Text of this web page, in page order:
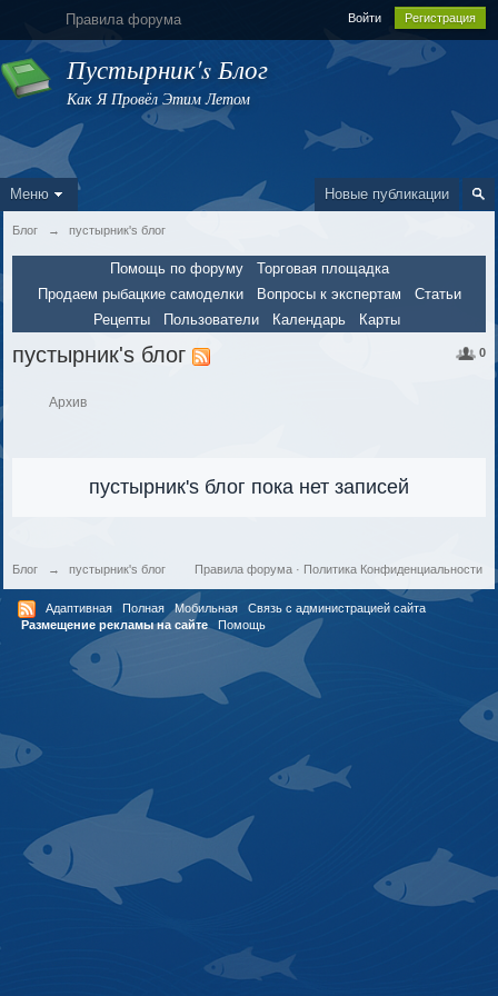
Правила форума Войти Регистрация
Пустырник's Блог
Как Я Провёл Этим Летом
Новые публикации
Меню
Блог → пустырник's блог
Помощь по форуму
Торговая площадка
Продаем рыбацкие самоделки
Вопросы к экспертам
Статьи
Рецепты
Пользователи Календарь Карты
0
пустырник's блог
Архив
пустырник's блог пока нет записей
Блог → пустырник's блог Политика Конфиденциальности
Правила форума·
Адаптивная Полная Мобильная
Связь с администрацией сайта
Размещение рекламы на сайте
Помощь